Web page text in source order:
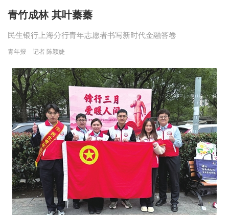
青竹成林 其叶蓁蓁
民生银行上海分行青年志愿者书写新时代金融答卷
青年报 记者 陈颖婕